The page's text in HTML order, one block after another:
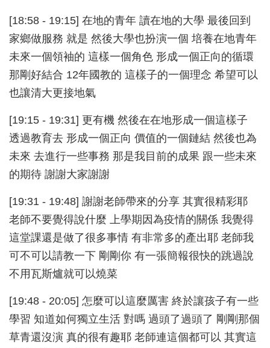
[18:58 - 19:15] 在地的青年 讀在地的大學 最後回到
家鄉做服務 就是 然後大學也扮演一個 培養在地青年
未來一個領袖的 這樣一個角色 形成一個正向的循環
那剛好結合 12年國教的 這樣子的一個理念 希望可以
也讓清大更接地氣
[19:15 - 19:31] 更有機 然後在在地形成一個這樣子
透過教育去 形成一個正向 價值的一個鏈結 然後也為
未來 去進行一些事務 那是我目前的成果 跟一些未來
的期待 謝謝大家謝謝
[19:31 - 19:48] 謝謝老師帶來的分享 其實很精彩耶
老師不要覺得說什麼 上學期因為疫情的關係 我覺得
這堂課還是做了很多事情 有非常多的產出耶 老師我
可不可以請教一下 剛剛你 有一張簡報很快的跳過說
不用瓦斯爐就可以燒菜
[19:48 - 20:05] 怎麼可以這麼厲害 終於讓孩子有一些
學習 知道如何獨立生活 對嗎 過頭了過頭了 剛剛那個
草青還沒演 真的很有趣耶 老師連這個都可以 其實這